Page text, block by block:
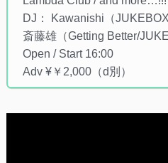
DJ： Kawanishi（
斎藤雄（Getting Better/
Open / Start 16:00
Adv ¥￥2,000（d別）